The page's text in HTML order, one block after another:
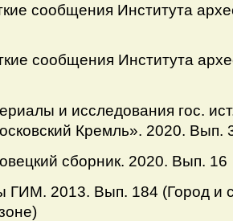
сообщения Института
сообщения Института
и исследования гос.
Кремль». 2020. Вып.
сборник. 2020. Вып. 16
ГИМ. 2013. Вып. 184 (Город и